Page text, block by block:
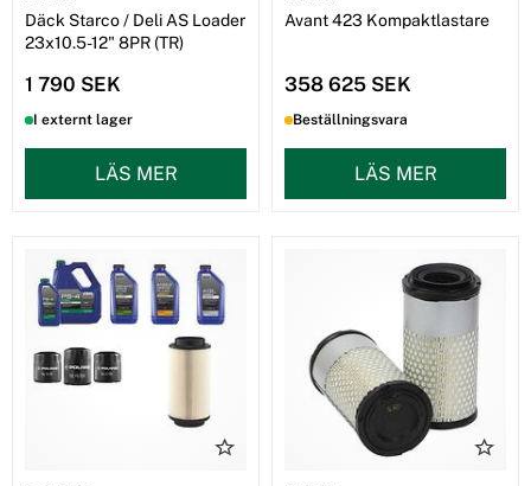
Däck Starco / Deli AS Loader
23x10.5-12" 8PR (TR)
1 790 SEK
I externt lager
LÄS MER
Avant 423 Kompaktlastare
358 625 SEK
Beställningsvara
LÄS MER